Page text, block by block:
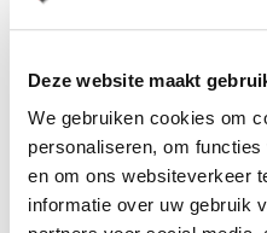
Deze website maakt
We gebruiken cookies om
personaliseren, om
en om ons websiteverkeer
informatie over uw gebruik
Kleur: mat, zwart
HDCP: ja
Hoofdtelefoon
Afmetingen B x H x D:
Gewicht (zonder doos):